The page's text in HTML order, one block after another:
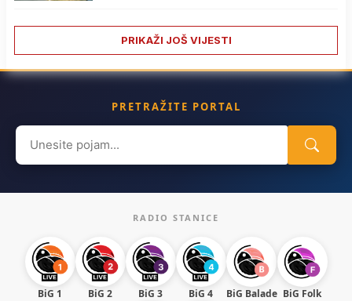
PRIKAŽI JOŠ VIJESTI
PRETRAŽITE PORTAL
Search
for:
RADIO STANICE
BiG 1 BiG 2 BiG 3 BiG 4 BiG Balade BiG Folk